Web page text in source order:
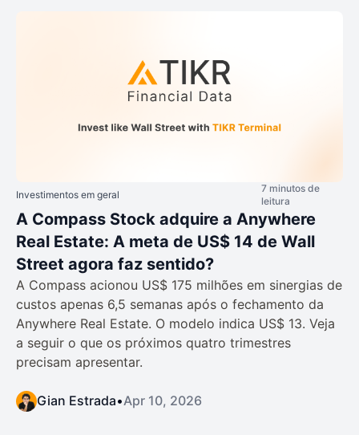
Investimentos em geral
7 minutos de
leitura
A Compass Stock adquire a Anywhere
Real Estate: A meta de US$ 14 de Wall
Street agora faz sentido?
A Compass acionou US$ 175 milhões em sinergias de
custos apenas 6,5 semanas após o fechamento da
Anywhere Real Estate. O modelo indica US$ 13. Veja
a seguir o que os próximos quatro trimestres
precisam apresentar.
Gian Estrada•Apr 10, 2026